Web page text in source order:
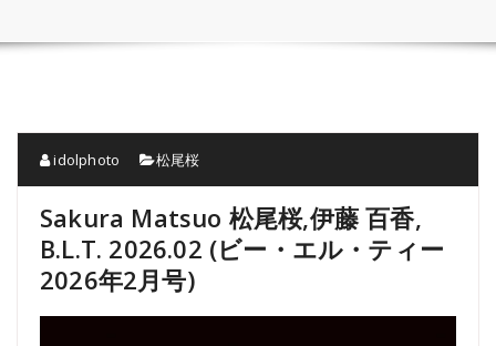
idolphoto 松尾桜
Sakura Matsuo 松尾桜,伊藤 百香,
B.L.T. 2026.02 (ビー・エル・ティー
2026年2月号)